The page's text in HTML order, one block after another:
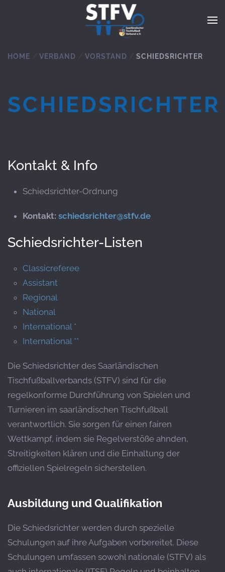
Zum Hauptinhalt springen
HOME VERBAND VORSTAND SCHIEDSRICHTER
SCHIEDSRICHTER
Kontakt & Info
Schiedsrichter-Ordnung
Kontakt: schiedsrichter@stfv.de
Schiedsrichter-Listen
Classicreferee
Assistant
Regional
National
International *
International **
Die Schiedsrichter des Saarländischen
Tischfußballverbands (STFV) sind für die
regelkonforme Durchführung von Spielen und
Turnieren im saarländischen Tischfußball
verantwortlich. Sie sorgen für einen fairen
Wettkampf, indem sie Regelverstöße ahnden,
Streitigkeiten klären und die Einhaltung der
offiziellen Spielregeln sicherstellen.
Ausbildung und Qualifikation
Die Schiedsrichter werden durch spezielle
Schulungen auf ihre Aufgaben vorbereitet. Diese
Schulungen umfassen sowohl nationale (STFV) als